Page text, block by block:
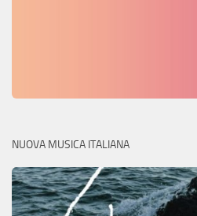
NUOVA MUSICA ITALIANA